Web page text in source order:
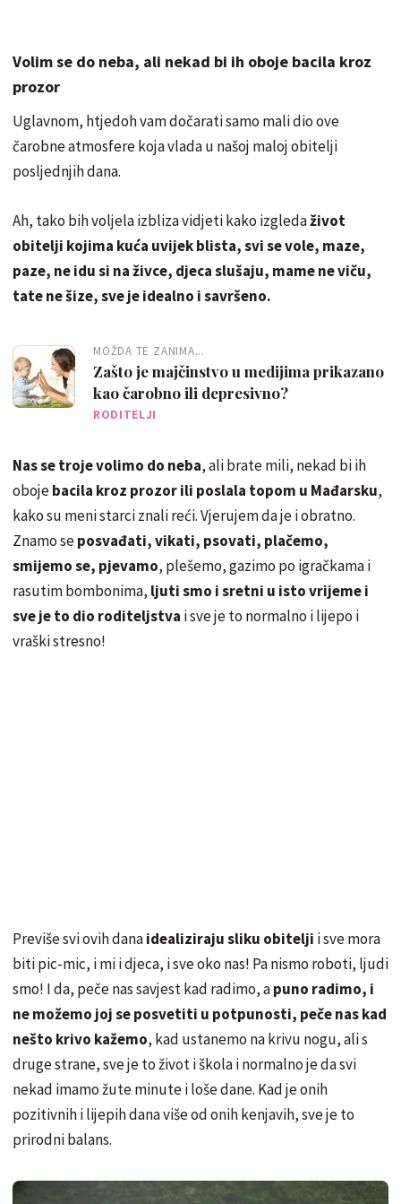
Volim se do neba, ali nekad bi ih oboje bacila kroz
prozor
Uglavnom, htjedoh vam dočarati samo mali dio ove
čarobne atmosfere koja vlada u našoj maloj obitelji
posljednjih dana.
Ah, tako bih voljela izbliza vidjeti kako izgledaživot
obitelji kojima kuća uvijek blista, svi se vole, maze,
paze, ne idu si na živce, djeca slušaju, mame ne viču,
tate ne šize, sve je idealno i savršeno.
MOŽDA TE ZANIMA...
Zašto je majčinstvo u medijima prikazano
kao čarobno ili depresivno?
RODITELJI
Nas se troje volimo do neba, ali brate mili, nekad bi ih
obojebacila kroz prozor ili poslala topom u Mađarsku,
kako su meni starci znali reći. Vjerujem da je i obratno.
Znamo seposvađati, vikati, psovati, plačemo,
smijemo se, pjevamo, plešemo, gazimo po igračkama i
rasutim bombonima, ljuti smo i sretni u isto vrijeme i
sve je to dio roditeljstva i sve je to normalno i lijepo i
vraški stresno!
Previše svi ovih danaidealiziraju sliku obitelji i sve mora
biti pic-mic, i mi i djeca, i sve oko nas! Pa nismo roboti, ljudi
smo! I da, peče nas savjest kad radimo, apuno radimo, i
ne možemo joj se posvetiti u potpunosti, peče nas kad
nešto krivo kažemo, kad ustanemo na krivu nogu, ali s
druge strane, sve je to život i škola i normalno je da svi
nekad imamo žute minute i loše dane. Kad je onih
pozitivnih i lijepih dana više od onih kenjavih, sve je to
prirodni balans.